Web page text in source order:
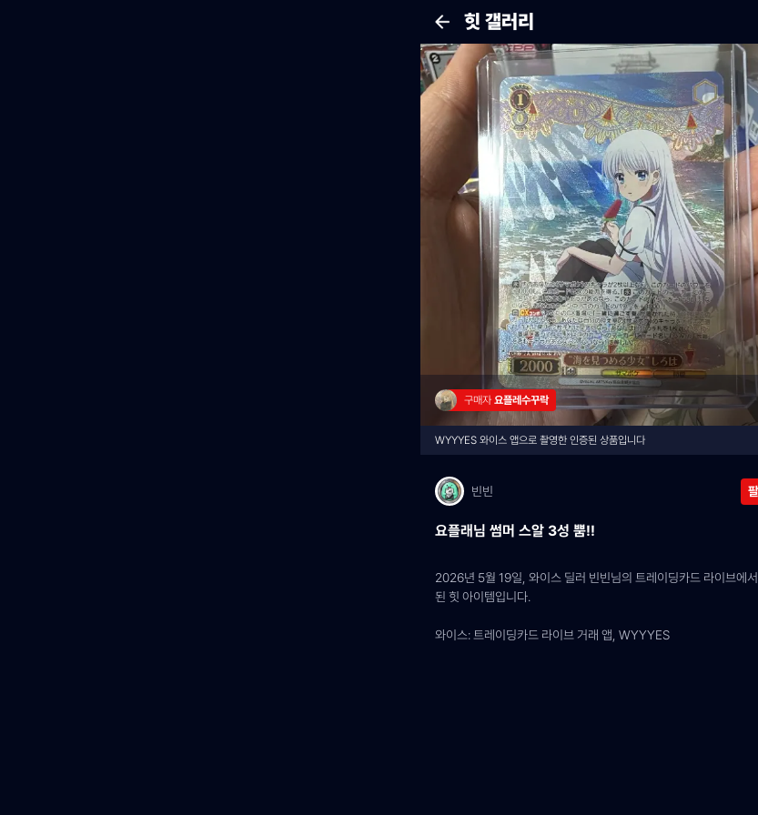
힛 갤러리
구매자 요플레수꾸락
WYYYES 와이스 앱으로 촬영한 인증된 상품입니다
빈빈
요플래님 썸머 스알 3성 뿜!!
2026년 5월 19일, 와이스 딜러 빈빈님의 트레이딩카드 라이브에
된 힛 아이템입니다.
와이스: 트레이딩카드 라이브 거래 앱, WYYYES